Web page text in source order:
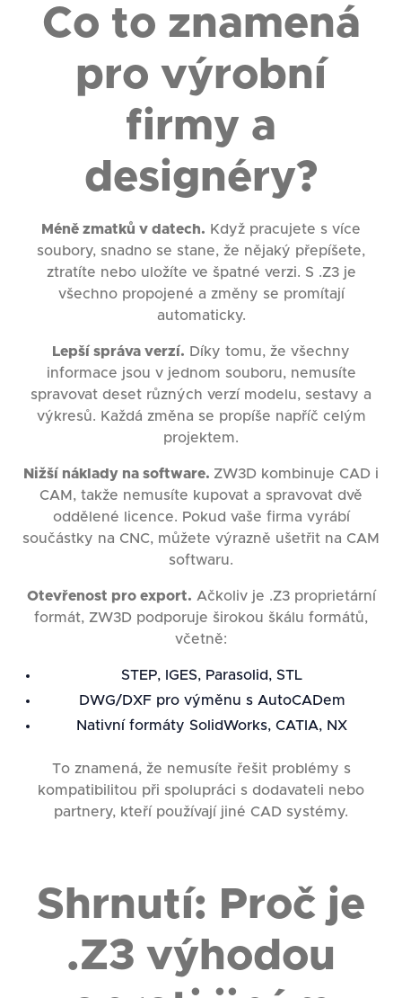
Co to znamená
pro výrobní
firmy a
designéry?
Méně zmatků v datech. Když pracujete s více
soubory, snadno se stane, že nějaký přepíšete,
ztratíte nebo uložíte ve špatné verzi. S .Z3 je
všechno propojené a změny se promítají
automaticky.
Lepší správa verzí. Díky tomu, že všechny
informace jsou v jednom souboru, nemusíte
spravovat deset různých verzí modelu, sestavy a
výkresů. Každá změna se propíše napříč celým
projektem.
Nižší náklady na software. ZW3D kombinuje CAD i
CAM, takže nemusíte kupovat a spravovat dvě
oddělené licence. Pokud vaše firma vyrábí
součástky na CNC, můžete výrazně ušetřit na CAM
softwaru.
Otevřenost pro export. Ačkoliv je .Z3 proprietární
formát, ZW3D podporuje širokou škálu formátů,
včetně:
STEP, IGES, Parasolid, STL
DWG/DXF pro výměnu s AutoCADem
Nativní formáty SolidWorks, CATIA, NX
To znamená, že nemusíte řešit problémy s
kompatibilitou při spolupráci s dodavateli nebo
partnery, kteří používají jiné CAD systémy.
Shrnutí: Proč je
.Z3 výhodou